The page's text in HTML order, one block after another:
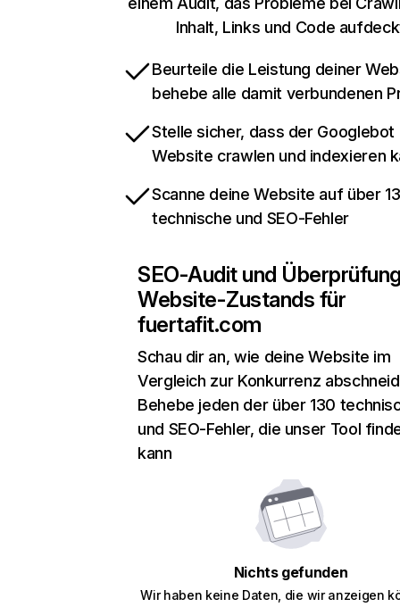
Inhalt, Links und Code
Beurteile die Leistung deiner
behebe alle damit verbundenen
Stelle sicher, dass der Googlebot
Website crawlen und indexieren
Scanne deine Website auf über
technische und SEO-Fehler
SEO-Audit und
Website-Zustands für
fuertafit.com
Schau dir an, wie deine Website im
Vergleich zur Konkurrenz
Behebe jeden der über 130
und SEO-Fehler, die unser Tool
kann
Nichts gefunden
Wir haben keine Daten, die wir anzeigen